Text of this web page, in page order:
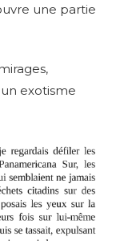
une partie
exotisme